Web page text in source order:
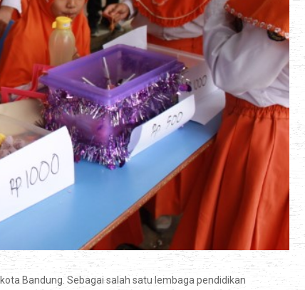
Bandung. Sebagai salah satu lembaga pendidikan